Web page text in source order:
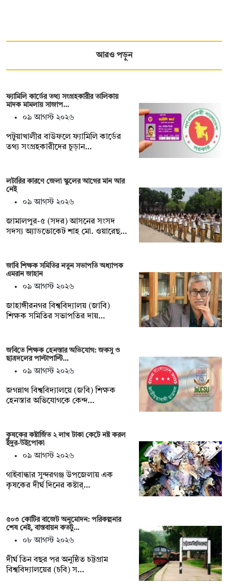
আরও পড়ুন
ফ্যামিলি কার্ডের তথ্য সংগ্রহকারীর তালিকায়
মাদক মামলায় সাজাপ…
০৯ আগস্ট ২০২৬
পটুয়াখালীর বাউফলে ফ্যামিলি কার্ডের
তথ্য সংগ্রহকারীদের চূড়ান…
লটারির কারণে জেলা স্কুলের আগের মান আর
নেই
০৯ আগস্ট ২০২৬
জামালপুর-৫ (সদর) আসনের সংসদ
সদস্য অ্যাডভোকেট শাহ মো. ওয়ারেছ…
জাবি শিক্ষক সমিতির নতুন সভাপতি অধ্যাপক
এমরান জাহান
০৯ আগস্ট ২০২৬
জাহাঙ্গীরনগর বিশ্ববিদ্যালয় (জাবি)
শিক্ষক সমিতির সভাপতির দায়…
জবিতে শিক্ষক হেনস্তার অভিযোগ: জকসু ও
ছাত্রদলের পাল্টাপাল্টি…
০৯ আগস্ট ২০২৬
জগন্নাথ বিশ্ববিদ্যালয়ে (জবি) শিক্ষক
হেনস্তার অভিযোগকে কেন্দ…
কৃষকের কষ্টার্জিত ২ লাখ টাকা কেটে নষ্ট করল
ইঁদুর-উইপোকা
০৯ আগস্ট ২০২৬
গাইবান্ধার সুন্দরগঞ্জ উপজেলায় এক
কৃষকের দীর্ঘ দিনের কষ্টার্…
৫০৩ কোটির বাজেট অনুমোদন: পরিকল্পনার
শেষ নেই, বাস্তবায়ন কতটু…
০৮ আগস্ট ২০২৬
দীর্ঘ তিন বছর পর অনুষ্ঠিত চট্টগ্রাম
বিশ্ববিদ্যালয়ের (চবি) স…